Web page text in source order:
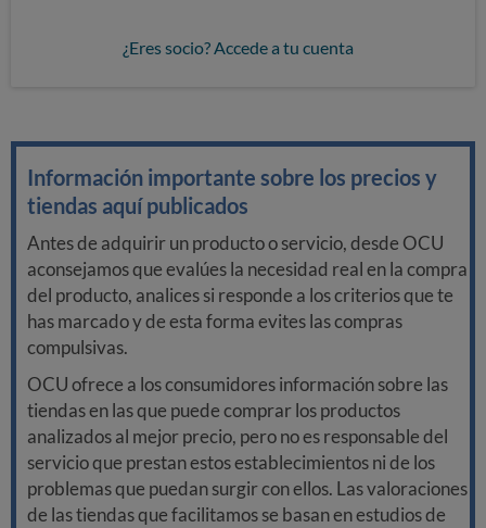
¿Eres socio? Accede a tu cuenta
Información importante sobre los precios y
tiendas aquí publicados
Antes de adquirir un producto o servicio, desde OCU
aconsejamos que evalúes la necesidad real en la compra
del producto, analices si responde a los criterios que te
has marcado y de esta forma evites las compras
compulsivas.
OCU ofrece a los consumidores información sobre las
tiendas en las que puede comprar los productos
analizados al mejor precio, pero no es responsable del
servicio que prestan estos establecimientos ni de los
problemas que puedan surgir con ellos. Las valoraciones
de las tiendas que facilitamos se basan en estudios de